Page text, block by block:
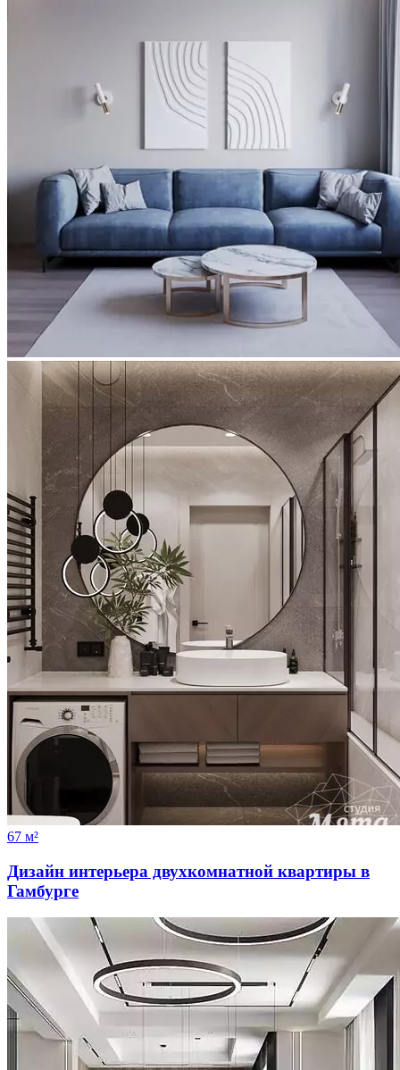
67 м²
Дизайн интерьера двухкомнатной квартиры в
Гамбурге